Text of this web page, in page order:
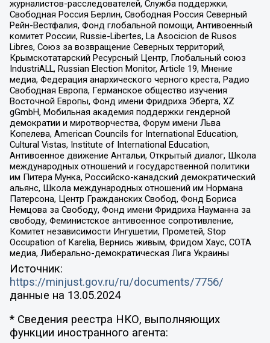
журналистов-расследователей, Служба поддержки,
Свободная Россия Берлин, Свободная Россия Северный
Рейн-Вестфалия, Фонд глобальной помощи, Антивоенный
комитет России, Russie-Libertes, La Asocicion de Rusos
Libres, Союз за возвращение Северных территорий,
Крымскотатарский Ресурсный Центр, Глобальный союз
IndustriALL, Russian Election Monitor, Article 19, Мнение
медиа, Федерация анархического черного креста, Радио
Свободная Европа, Германское общество изучения
Восточной Европы, Фонд имени Фридриха Эберта, XZ
gGmbH, Мобильная академия поддержки гендерной
демократии и миротворчества, Форум имени Льва
Копелева, American Councils for International Education,
Cultural Vistas, Institute of International Education,
Антивоенное движение Антальи, Открытый диалог, Школа
международных отношений и государственной политики
им Питера Мунка, Российско-канадский демократический
альянс, Школа международных отношений им Нормана
Патерсона, Центр Гражданских Свобод, Фонд Бориса
Немцова за Свободу, Фонд имени Фридриха Науманна за
свободу, Феминистское антивоенное сопротивление,
Комитет независимости Ингушетии, Прометей, Stop
Occupation of Karelia, Вернись живым, Фридом Хаус, СОТА
медиа, Либерально-демократическая Лига Украины
Источник:
https://minjust.gov.ru/ru/documents/7756/
данные на 13.05.2024
* Сведения реестра НКО, выполняющих
функции иностранного агента: